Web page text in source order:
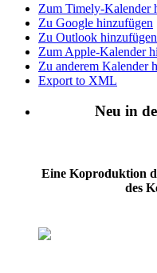
Zum Timely-Kalender
Zu Google hinzufügen
Zu Outlook hinzufügen
Zum Apple-Kalender
Zu anderem Kalender
Export to XML
Neu in
Eine Koproduktion
des